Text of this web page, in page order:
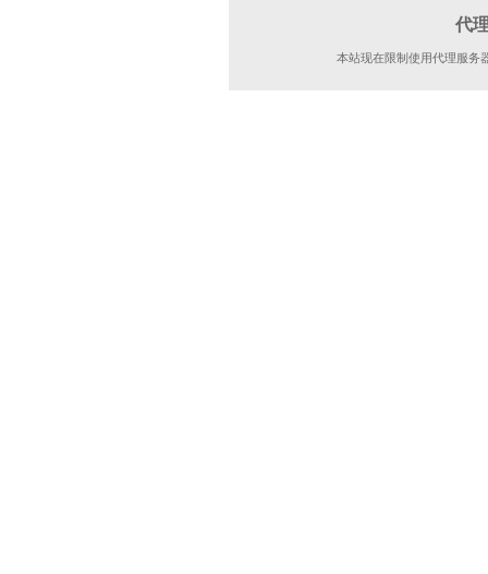
代
本站现在限制使用代理服务